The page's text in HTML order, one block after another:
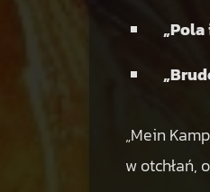
„Mein
w otchłań,